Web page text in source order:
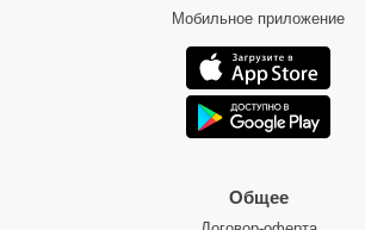
Мобильное приложение
Общее